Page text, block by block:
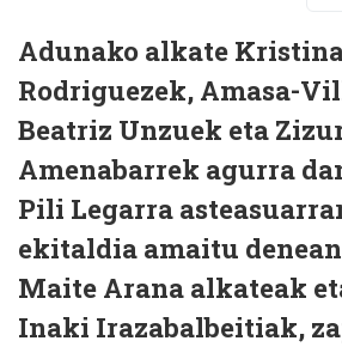
Adunako alkate
Rodriguezek, Amasa-
Beatriz Unzuek eta
Amenabarrek agurra
Pili Legarra
ekitaldia amaitu
Maite Arana alkateak
Inaki Irazabalbeitiak,